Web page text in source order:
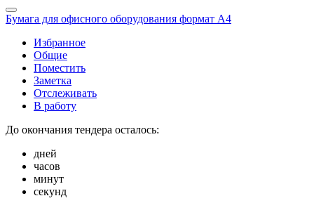
Бумага для офисного оборудования формат А4
Избранное
Общие
Поместить
Заметка
Отслеживать
В работу
До окончания тендера осталось:
дней
часов
минут
секунд